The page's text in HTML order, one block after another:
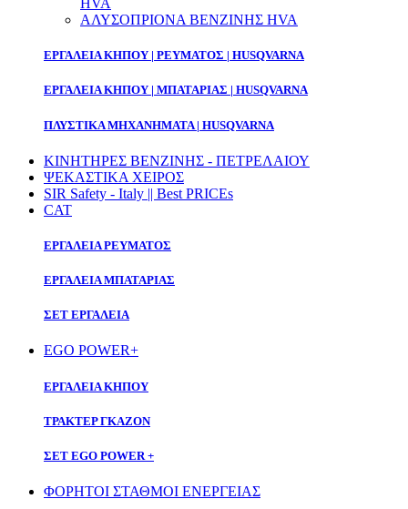
HVA
ΑΛΥΣΟΠΡΙΟΝΑ ΒΕΝΖΙΝΗΣ HVA
ΕΡΓΑΛΕΙΑ ΚΗΠΟΥ | ΡΕΥΜΑΤΟΣ | HUSQVARNA
ΕΡΓΑΛΕΙΑ ΚΗΠΟΥ | ΜΠΑΤΑΡΙΑΣ | HUSQVARNA
ΠΛΥΣΤΙΚΑ ΜΗΧΑΝΗΜΑΤΑ | HUSQVARNA
ΚΙΝΗΤΗΡΕΣ ΒΕΝΖΙΝΗΣ - ΠΕΤΡΕΛΑΙΟΥ
ΨΕΚΑΣΤΙΚΑ ΧΕΙΡΟΣ
SIR Safety - Italy || Best PRICEs
CAT
ΕΡΓΑΛΕΙΑ ΡΕΥΜΑΤΟΣ
ΕΡΓΑΛΕΙΑ ΜΠΑΤΑΡΙΑΣ
ΣΕΤ ΕΡΓΑΛΕΙΑ
EGO POWER+
ΕΡΓΑΛΕΙΑ ΚΗΠΟΥ
ΤΡΑΚΤΕΡ ΓΚΑΖΟΝ
ΣΕΤ EGO POWER +
ΦΟΡΗΤΟΙ ΣΤΑΘΜΟΙ ΕΝΕΡΓΕΙΑΣ